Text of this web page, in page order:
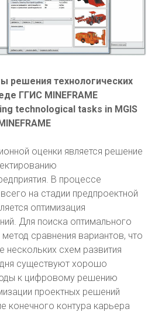
решения технологических
ГГИС MINEFRAME
technological tasks in MGIS
оценки является решение
В процессе
на стадии предпроектной
оптимизация
Для поиска оптимального
сравнения вариантов, что
нескольких схем развития
существуют хорошо
к цифровому решению
проектных решений
конечного контура карьера